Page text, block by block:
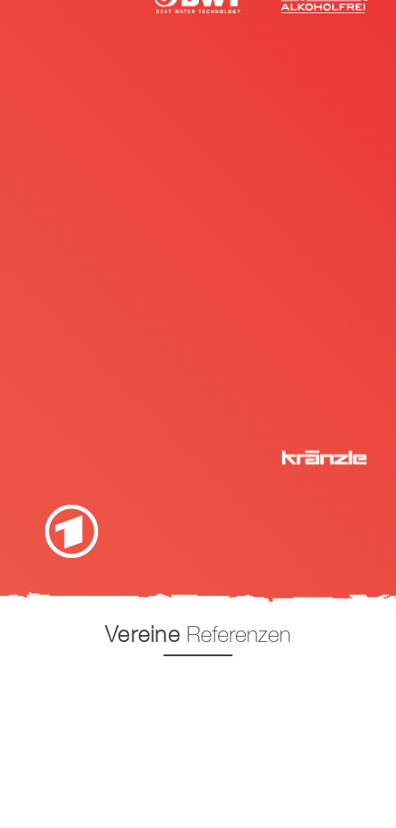
Vereine Referenzen